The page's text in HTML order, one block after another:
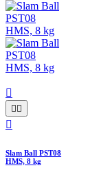

 

Slam Ball PST08
HMS, 8 kg